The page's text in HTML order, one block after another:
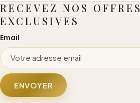
RECEVEZ NOS OFFRES
EXCLUSIVES
Email
ENVOYER